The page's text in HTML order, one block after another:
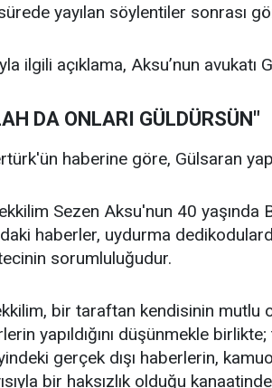
yayılan söylentiler sonrası
ilgili açıklama, Aksu’nun avukatı
DA ONLARI GÜLDÜRSÜN"
haberine göre, Gülsaran
Sezen Aksu'nun 40 yaşında
haberler, uydurma
sorumluluğudur.
bir taraftan kendisinin mutlu
yapıldığını düşünmekle
gerçek dışı haberlerin,
bir haksızlık olduğu